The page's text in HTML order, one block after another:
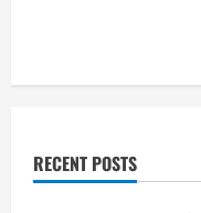
RECENT POSTS